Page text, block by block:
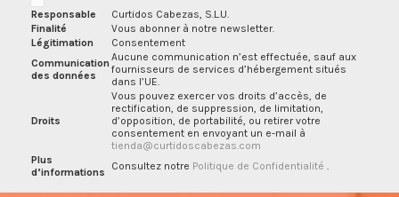
Responsable
Curtidos Cabezas, S.L.U.
Finalité
Vous abonner à notre newsletter.
Légitimation
Consentement
Communication
des données
Aucune communication n’est effectuée, sauf aux
fournisseurs de services d’hébergement situés
dans l’UE.
Droits
Vous pouvez exercer vos droits d’accès, de
rectification, de suppression, de limitation,
d’opposition, de portabilité, ou retirer votre
consentement en envoyant un e-mail à
tienda@curtidoscabezas.com
Plus
d’informations
Consultez notre Politique de Confidentialité .